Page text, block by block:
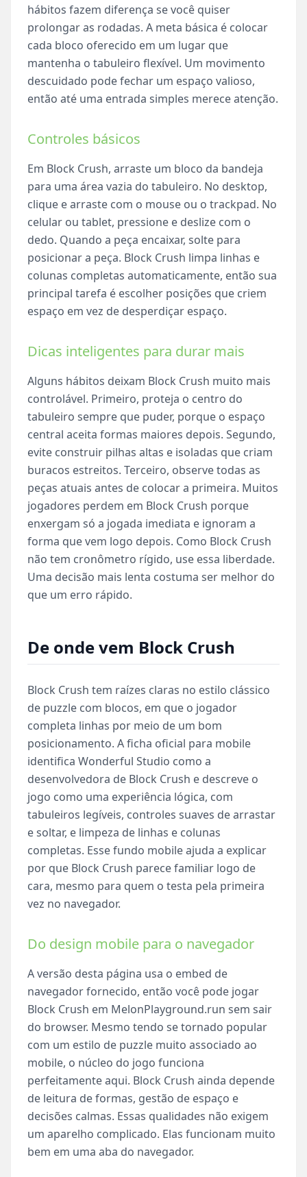
hábitos fazem diferença se você quiser
prolongar as rodadas. A meta básica é colocar
cada bloco oferecido em um lugar que
mantenha o tabuleiro flexível. Um movimento
descuidado pode fechar um espaço valioso,
então até uma entrada simples merece atenção.
Controles básicos
Em Block Crush, arraste um bloco da bandeja
para uma área vazia do tabuleiro. No desktop,
clique e arraste com o mouse ou o trackpad. No
celular ou tablet, pressione e deslize com o
dedo. Quando a peça encaixar, solte para
posicionar a peça. Block Crush limpa linhas e
colunas completas automaticamente, então sua
principal tarefa é escolher posições que criem
espaço em vez de desperdiçar espaço.
Dicas inteligentes para durar mais
Alguns hábitos deixam Block Crush muito mais
controlável. Primeiro, proteja o centro do
tabuleiro sempre que puder, porque o espaço
central aceita formas maiores depois. Segundo,
evite construir pilhas altas e isoladas que criam
buracos estreitos. Terceiro, observe todas as
peças atuais antes de colocar a primeira. Muitos
jogadores perdem em Block Crush porque
enxergam só a jogada imediata e ignoram a
forma que vem logo depois. Como Block Crush
não tem cronômetro rígido, use essa liberdade.
Uma decisão mais lenta costuma ser melhor do
que um erro rápido.
De onde vem Block Crush
Block Crush tem raízes claras no estilo clássico
de puzzle com blocos, em que o jogador
completa linhas por meio de um bom
posicionamento. A ficha oficial para mobile
identifica Wonderful Studio como a
desenvolvedora de Block Crush e descreve o
jogo como uma experiência lógica, com
tabuleiros legíveis, controles suaves de arrastar
e soltar, e limpeza de linhas e colunas
completas. Esse fundo mobile ajuda a explicar
por que Block Crush parece familiar logo de
cara, mesmo para quem o testa pela primeira
vez no navegador.
Do design mobile para o navegador
A versão desta página usa o embed de
navegador fornecido, então você pode jogar
Block Crush em MelonPlayground.run sem sair
do browser. Mesmo tendo se tornado popular
com um estilo de puzzle muito associado ao
mobile, o núcleo do jogo funciona
perfeitamente aqui. Block Crush ainda depende
de leitura de formas, gestão de espaço e
decisões calmas. Essas qualidades não exigem
um aparelho complicado. Elas funcionam muito
bem em uma aba do navegador.